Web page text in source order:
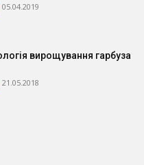
05.04.2019
вирощування гарбуза
21.05.2018